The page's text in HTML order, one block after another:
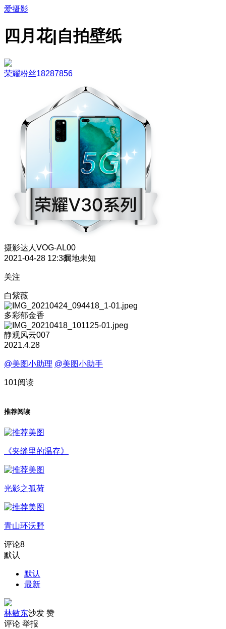
爱摄影
四月花|自拍壁纸
荣耀粉丝18287856
摄影达人 VOG-AL00
2021-04-28 12:38属地未知
关注
白紫薇
多彩郁金香
静观风云007
2021.4.28
@美图小助理 @美图小助手
101阅读
推荐阅读
《夹缝里的温存》
光影之孤荷
青山环沃野
评论8
默认
默认
最新
林敏东沙发 赞
评论 举报